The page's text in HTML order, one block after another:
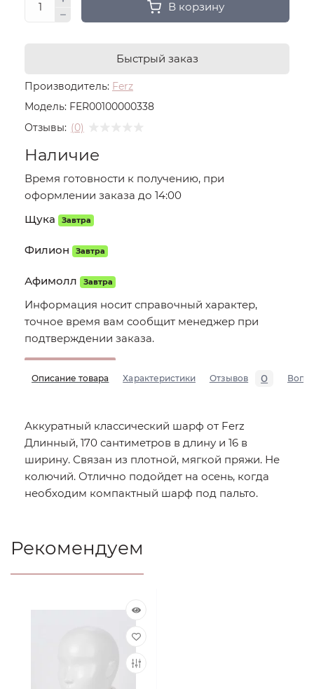
Производитель: Ferz
Модель: FER00100000338
Отзывы: (0)
В корзину
Быстрый заказ
Наличие
Время готовности к получению, при
оформлении заказа до 14:00
Щука
Завтра
Филион Завтра
Афимолл Завтра
Информация носит справочный характер,
точное время вам сообщит менеджер при
подтверждении заказа.
Описание товара Характеристики Отзывов 0
Аккуратный классический шарф от Ferz
Длинный, 170 сантиметров в длину и 16 в
ширину. Связан из плотной, мягкой пряжи. Не
колючий. Отлично подойдет на осень, когда
необходим компактный шарф под пальто.
Рекомендуем